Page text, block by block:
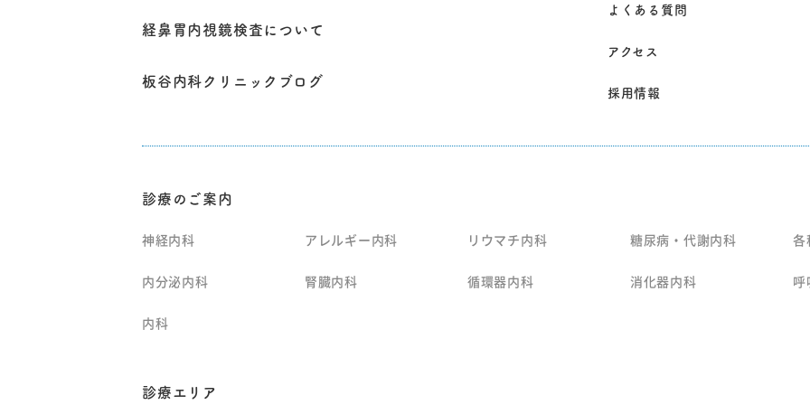
経鼻胃内視鏡検査について
板谷内科クリニックブログ
よくある質問
アクセス
採用情報
診療のご案内
神経内科 アレルギー内科 リウマチ内科 糖尿病・代謝内科 各
内分泌内科 腎臓内科 循環器内科 消化器内科 呼
内科
診療エリア